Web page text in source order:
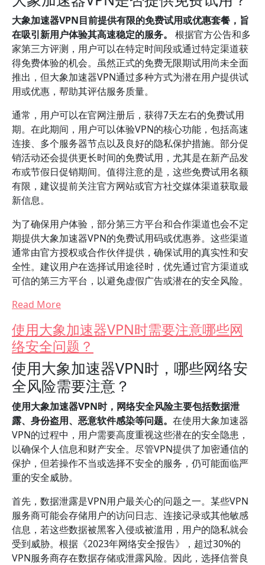
大象加速器VPN目前提供有限的免费试用或优惠套餐，旨
在吸引新用户体验其高速稳定的服务。
根据官方公告和多
家第三方评测，用户可以在特定时间段或通过特定渠道获
得免费体验的机会。虽然正式的免费无限期试用尚未全面
推出，但大象加速器VPN通过多种方式为潜在用户提供试
用或优惠，帮助其评估服务质量。
通常，用户可以在官网注册后，获得7天左右的免费试用
期。在此期间，用户可以体验VPN的核心功能，包括高速
连接、多个服务器节点以及良好的隐私保护措施。部分促
销活动还会提供更长时间的免费试用，尤其是在新产品发
布或节假日促销期间。值得注意的是，这些免费试用名额
有限，建议提前关注官方网站或官方社交媒体渠道获取最
新信息。
为了确保用户体验，部分第三方平台和合作渠道也会不定
期提供大象加速器VPN的免费试用码或优惠券。这些渠道
通常由官方授权或合作伙伴提供，确保试用的真实性和安
全性。建议用户在选择试用途径时，优先通过官方渠道或
可信的第三方平台，以避免虚假广告或潜在的安全风险。
Read More
使用大象加速器VPN时需要注意哪些网
络安全问题？
使用大象加速器VPN时，哪些网络安
全风险需要注意？
使用大象加速器VPN时，网络安全风险主要包括数据泄
露、身份盗用、恶意软件感染等问题。 在使用大象加速器
VPN的过程中，用户需要高度重视这些潜在的安全隐患，
以确保个人信息和财产安全。尽管VPN提供了加密通信的
保护，但若操作不当或选择不安全的服务，仍可能面临严
重的安全威胁。
首先，数据泄露是VPN用户最关心的问题之一。某些VPN
服务商可能会存储用户的访问日志、连接记录或其他敏感
信息，若这些数据被黑客入侵或被滥用，用户的隐私就会
受到威胁。根据《2023年网络安全报告》，超过30%的
VPN服务商存在数据存储或泄露风险。因此，选择信誉良